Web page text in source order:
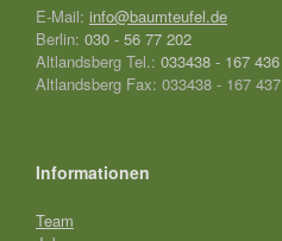
E-Mail: info@baumteufel.de
Berlin: 030 - 56 77 202
Altlandsberg Tel.: 033438 - 167 436
Altlandsberg Fax: 033438 - 167 437
Informationen
Team